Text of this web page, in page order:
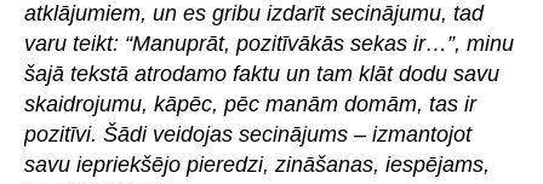
atklājumiem, un es gribu izdarīt secinājumu, tad
varu teikt: “Manuprāt, pozitīvākās sekas ir…”, minu
šajā tekstā atrodamo faktu un tam klāt dodu savu
skaidrojumu, kāpēc, pēc manām domām, tas ir
pozitīvi. Šādi veidojas secinājums – izmantojot
savu iepriekšējo pieredzi, zināšanas, iespējams,